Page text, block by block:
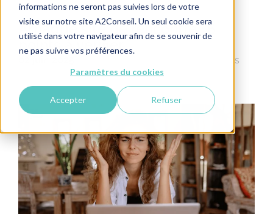
informations ne seront pas suivies lors de votre
visite sur notre site A2Conseil. Un seul cookie sera
utilisé dans votre navigateur afin de se souvenir de
ne pas suivre vos préférences.
Paramètres du cookies
Accepter Refuser
Arnaque site de rencontre : 6
points à vérifier
Actualités
Rencontre Conseils pour Lui